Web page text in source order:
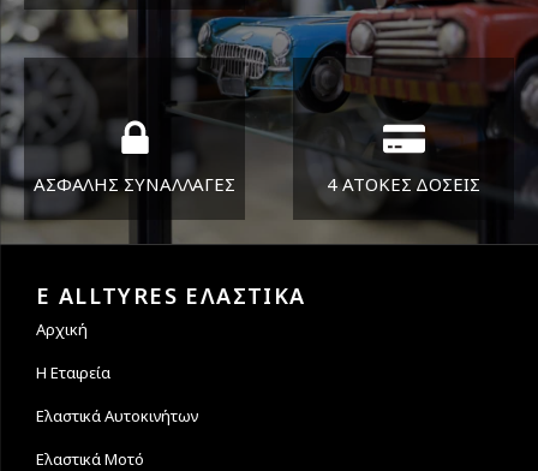
Όπου και αν είστε θα σας
στείλουμε τα ελαστικά σας
ΔΕΥ-ΠΑΡ 8:30-17:30
ΣΑΒ 8:30-13:30
ΑΣΦΑΛΗΣ ΣΥΝΑΛΛΑΓΕΣ 4 ΑΤΟΚΕΣ ΔΟΣΕΙΣ
E ALLTYRES ΕΛΑΣΤΙΚΑ
Αρχική
Η Εταιρεία
Ελαστικά Αυτοκινήτων
Ελαστικά Μοτό